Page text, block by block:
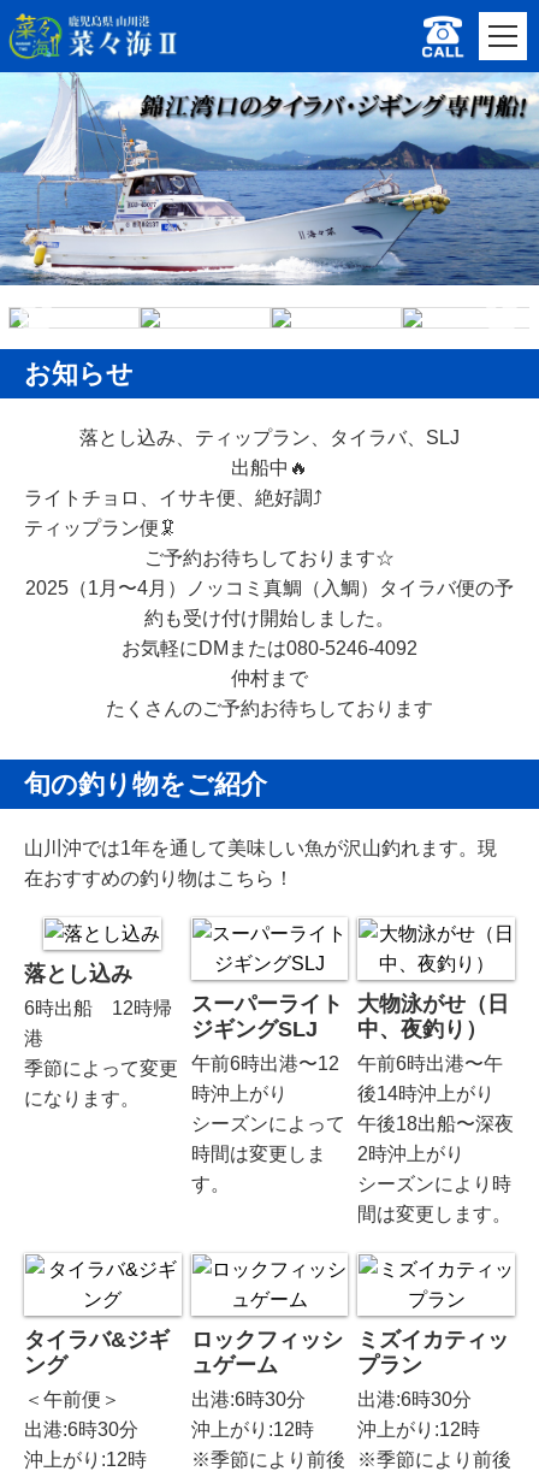
お知らせ
落とし込み、ティップラン、タイラバ、SLJ
出船中🔥
ライトチョロ、イサキ便、 絶好調⤴️
ティップラン便🦑
ご予約お待ちしております☆
2025（1月〜4月）ノッコミ真鯛（入鯛）タイラバ便の予
約も受け付け開始しました。
お気軽にDMまたは080-5246-4092
仲村まで
たくさんのご予約お待ちしております
旬の釣り物をご紹介
山川沖では1年を通して美味しい魚が沢山釣れます。現
在おすすめの釣り物はこちら！
落とし込み
6時出船 12時帰
港
季節によって変更
になります。
スーパーライト
ジギングSLJ
午前6時出港〜12
時沖上がり
シーズンによって
時間は変更しま
す。
大物泳がせ（日
中、夜釣り）
午前6時出港〜午
後14時沖上がり
午後18出船〜深夜
2時沖上がり
シーズンにより時
間は変更します。
タイラバ&ジギ
ング
＜午前便＞
出港:6時30分
沖上がり:12時
ロックフィッシ
ュゲーム
出港:6時30分
沖上がり:12時
※季節により前後
ミズイカティッ
プラン
出港:6時30分
沖上がり:12時
※季節により前後